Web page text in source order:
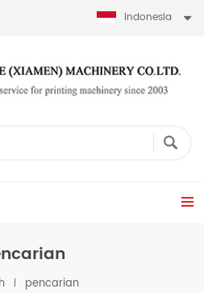
Indonesia
pencarian